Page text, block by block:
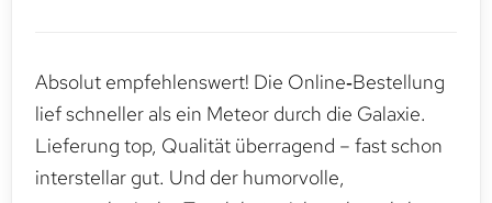
Absolut empfehlenswert! Die Online‑Bestellung
lief schneller als ein Meteor durch die Galaxie.
Lieferung top, Qualität überragend – fast schon
interstellar gut. Und der humorvolle,